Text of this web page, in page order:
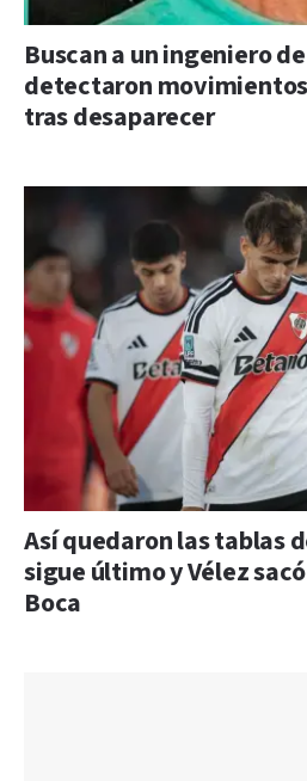
Buscan a un ingeniero
detectaron
tras desaparecer
Así quedaron las tablas
sigue último y Vélez
Boca